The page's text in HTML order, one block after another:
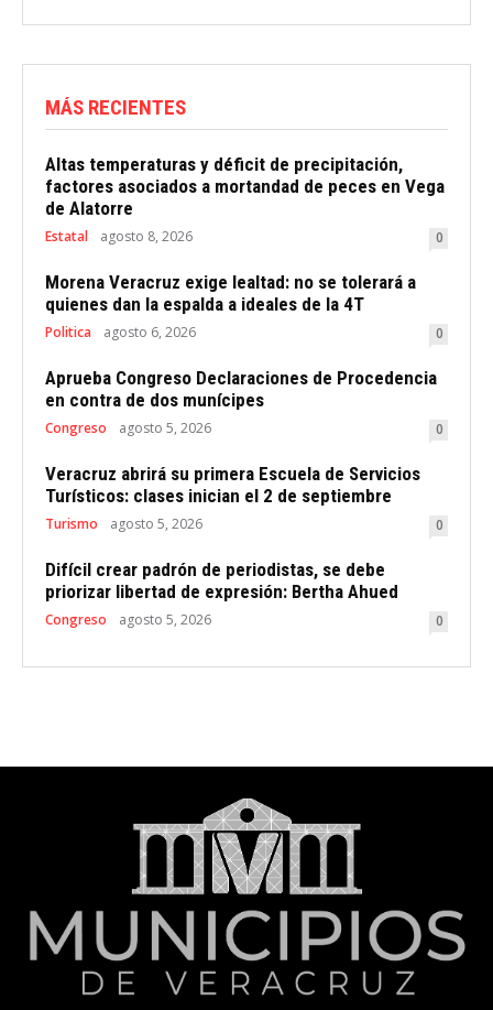
MÁS RECIENTES
Altas temperaturas y déficit de precipitación,
factores asociados a mortandad de peces en Vega
de Alatorre
Estatal agosto 8, 2026 0
Morena Veracruz exige lealtad: no se tolerará a
quienes dan la espalda a ideales de la 4T
Politica agosto 6, 2026 0
Aprueba Congreso Declaraciones de Procedencia
en contra de dos munícipes
Congreso agosto 5, 2026 0
Veracruz abrirá su primera Escuela de Servicios
Turísticos: clases inician el 2 de septiembre
Turismo agosto 5, 2026 0
Difícil crear padrón de periodistas, se debe
priorizar libertad de expresión: Bertha Ahued
Congreso agosto 5, 2026 0